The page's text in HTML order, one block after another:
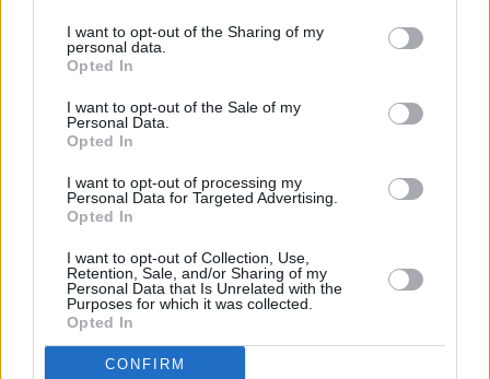
I want to opt-out of the Sharing of my
personal data.
Opted In
I want to opt-out of the Sale of my
Personal Data.
Opted In
I want to opt-out of processing my
Personal Data for Targeted Advertising.
Opted In
I want to opt-out of Collection, Use,
Retention, Sale, and/or Sharing of my
Personal Data that Is Unrelated with the
Purposes for which it was collected.
Opted In
CONFIRM
prijímače = rozpad obrazu
Stabilizace zásuvky 230 V
LM v novej sezóne
skôr mi to nejde do hlavy
O webu parabola.cz •O souborech cookies•
Dovolená u moře •Bazény